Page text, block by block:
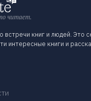
читает.
встречи книг и людей. Это
интересные книги и